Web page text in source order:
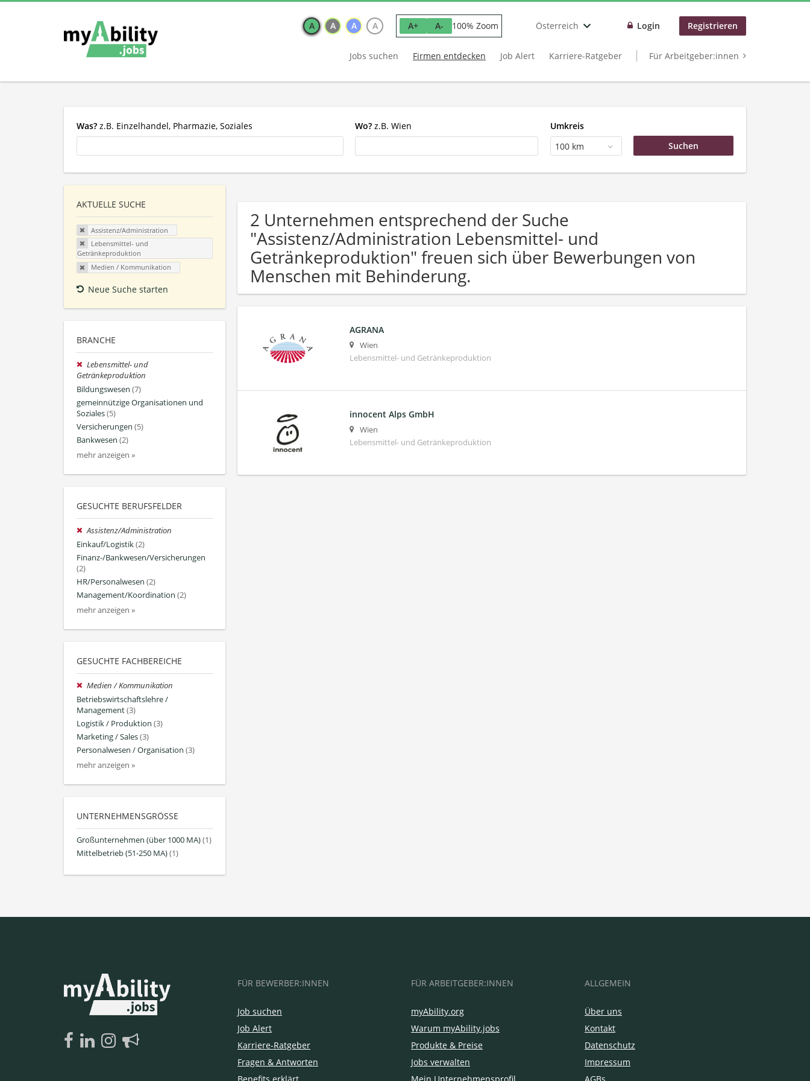
A A A A A+ A- 100% Zoom Österreich Login Registrieren
Jobs suchen Firmen entdecken Job Alert Karriere-Ratgeber Für Arbeitgeber:innen
Was? z.B. Einzelhandel, Pharmazie, Soziales Wo? z.B. Wien
Umkreis
100 km
AKTUELLE SUCHE
Assistenz/Administration
Lebensmittel- und
Getränkeproduktion
Medien / Kommunikation
Neue Suche starten
BRANCHE
Lebensmittel- und
Getränkeproduktion
Bildungswesen (7)
gemeinnützige Organisationen und
Soziales(5)
Versicherungen (5)
Bankwesen (2)
mehr anzeigen »
GESUCHTE BERUFSFELDER
Assistenz/Administration
Einkauf/Logistik(2)
Finanz-/Bankwesen/Versicherungen
(2)
HR/Personalwesen (2)
Management/Koordination (2)
mehr anzeigen »
GESUCHTE FACHBEREICHE
Medien / Kommunikation
Betriebswirtschaftslehre /
Management(3)
Logistik / Produktion (3)
Marketing / Sales(3)
Personalwesen / Organisation (3)
mehr anzeigen »
UNTERNEHMENSGRÖSSE
Großunternehmen (über 1000 MA)(1)
Mittelbetrieb (51-250 MA)(1)
2 Unternehmen entsprechend der Suche
"Assistenz/Administration Lebensmittel- und
Getränkeproduktion" freuen sich über Bewerbungen von
Menschen mit Behinderung.
AGRANA
Wien
Lebensmittel- und Getränkeproduktion
innocent Alps GmbH
Wien
Lebensmittel- und Getränkeproduktion
FÜR BEWERBER:INNEN
Job suchen
Job Alert
Karriere-Ratgeber
Fragen & Antworten
FÜR ARBEITGEBER:INNEN
myAbility.org
Warum myAbility.jobs
Produkte & Preise
Jobs verwalten
ALLGEMEIN
Über uns
Kontakt
Datenschutz
Impressum